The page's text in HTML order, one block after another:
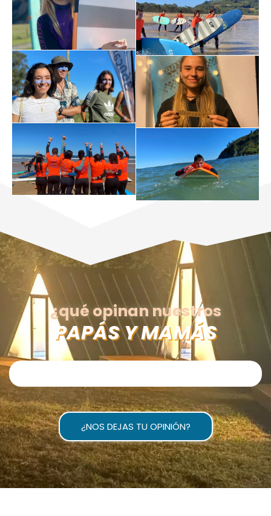
¿qué opinan nuestros
PAPÁS Y MAMÁS
¿NOS DEJAS TU OPINIÓN?